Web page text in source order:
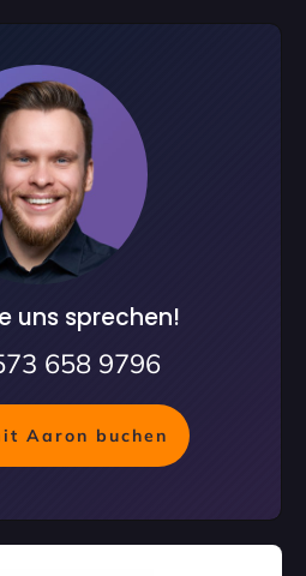
uns sprechen!
658 9796
Aaron buchen